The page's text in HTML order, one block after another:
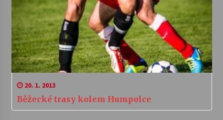
20. 1. 2013
Běžecké trasy kolem Humpolce